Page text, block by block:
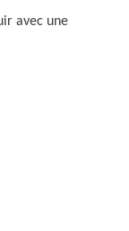
avec une